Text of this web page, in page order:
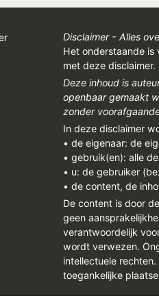
Disclaimer - Alles
Het onderstaande is
met deze disclaimer.
Deze inhoud is
openbaar gemaakt
zonder
In deze disclaimer
• de eigenaar: de
• gebruik(en): alle
• u: de gebruiker
• de content, de
De content is door
geen
verantwoordelijk
wordt verwezen.
intellectuele
toegankelijke